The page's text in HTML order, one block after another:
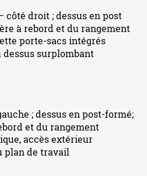
côté droit ; dessus en post
à rebord et du rangement
porte-sacs intégrés
surplombant
; dessus en post-formé;
et du rangement
accès extérieur
plan de travail